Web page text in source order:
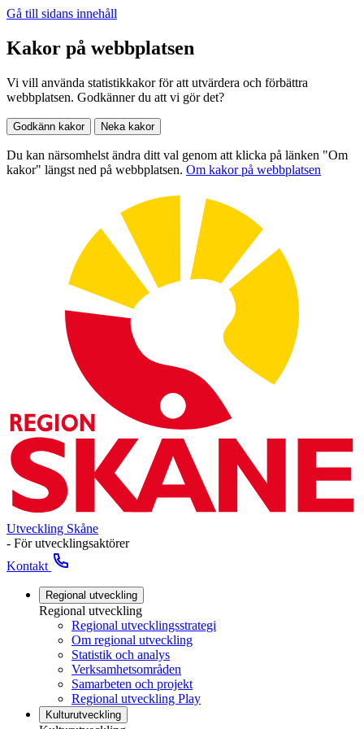
Gå till sidans innehåll
Kakor på webbplatsen
Vi vill använda statistikkakor för att utvärdera och förbättra
webbplatsen. Godkänner du att vi gör det?
Godkänn kakor Neka kakor
Du kan närsomhelst ändra ditt val genom att klicka på länken "Om
kakor" längst ned på webbplatsen. Om kakor på webbplatsen
Utveckling Skåne
- För utvecklingsaktörer
Kontakt
Regional utveckling
Regional utveckling
Regional utvecklingsstrategi
Om regional utveckling
Statistik och analys
Verksamhetsområden
Samarbeten och projekt
Regional utveckling Play
Kulturutveckling